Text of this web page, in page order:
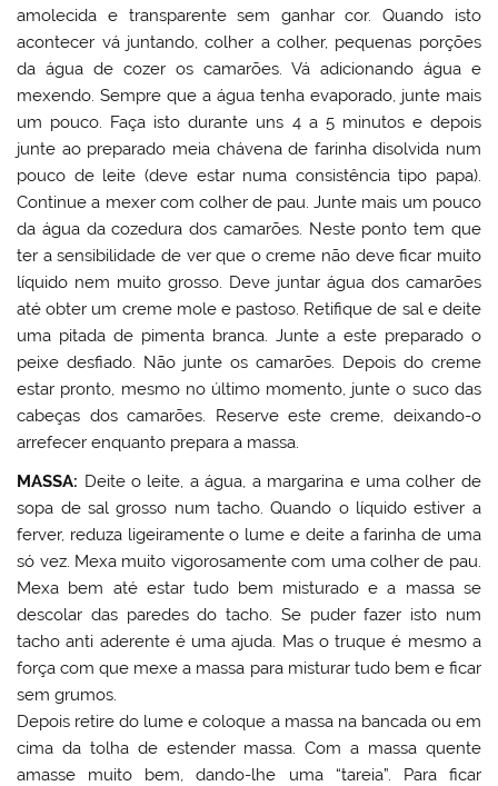
amolecida e transparente sem ganhar cor. Quando isto
acontecer vá juntando, colher a colher, pequenas porções
da água de cozer os camarões. Vá adicionando água e
mexendo. Sempre que a água tenha evaporado, junte mais
um pouco. Faça isto durante uns 4 a 5 minutos e depois
junte ao preparado meia chávena de farinha disolvida num
pouco de leite (deve estar numa consistência tipo papa).
Continue a mexer com colher de pau. Junte mais um pouco
da água da cozedura dos camarões. Neste ponto tem que
ter a sensibilidade de ver que o creme não deve ficar muito
líquido nem muito grosso. Deve juntar água dos camarões
até obter um creme mole e pastoso. Retifique de sal e deite
uma pitada de pimenta branca. Junte a este preparado o
peixe desfiado. Não junte os camarões. Depois do creme
estar pronto, mesmo no último momento, junte o suco das
cabeças dos camarões. Reserve este creme, deixando-o
arrefecer enquanto prepara a massa.
MASSA: Deite o leite, a água, a margarina e uma colher de
sopa de sal grosso num tacho. Quando o líquido estiver a
ferver, reduza ligeiramente o lume e deite a farinha de uma
só vez. Mexa muito vigorosamente com uma colher de pau.
Mexa bem até estar tudo bem misturado e a massa se
descolar das paredes do tacho. Se puder fazer isto num
tacho anti aderente é uma ajuda. Mas o truque é mesmo a
força com que mexe a massa para misturar tudo bem e ficar
sem grumos.
Depois retire do lume e coloque a massa na bancada ou em
cima da tolha de estender massa. Com a massa quente
amasse muito bem, dando-lhe uma “tareia”. Para ficar